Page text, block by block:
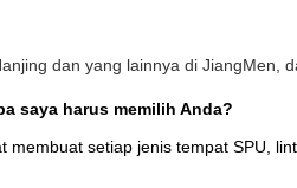
dan yang lainnya di JiangMen,
saya harus memilih Anda?
membuat setiap jenis tempat SPU,